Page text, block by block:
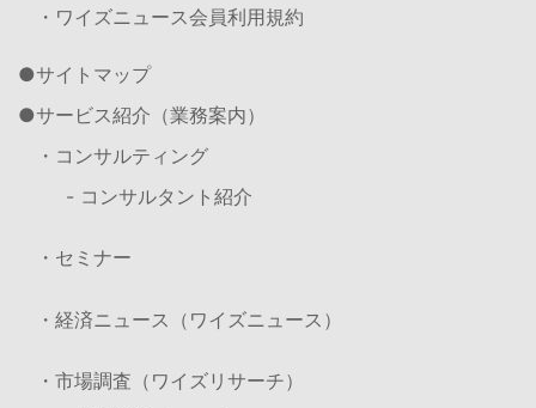
・ワイズニュース会員利用規約
サイトマップ
サービス紹介（業務案内）
・コンサルティング
- コンサルタント紹介
・セミナー
・経済ニュース（ワイズニュース）
・市場調査（ワイズリサーチ）